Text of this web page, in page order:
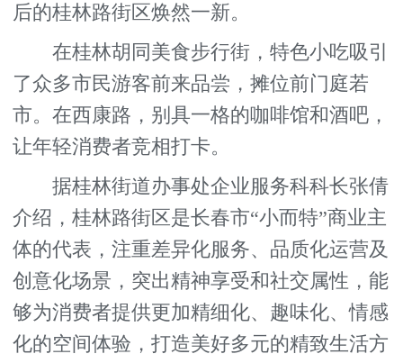
后的桂林路街区焕然一新。
在桂林胡同美食步行街，特色小吃吸引
了众多市民游客前来品尝，摊位前门庭若
市。在西康路，别具一格的咖啡馆和酒吧，
让年轻消费者竞相打卡。
据桂林街道办事处企业服务科科长张倩
介绍，桂林路街区是长春市“小而特”商业主
体的代表，注重差异化服务、品质化运营及
创意化场景，突出精神享受和社交属性，能
够为消费者提供更加精细化、趣味化、情感
化的空间体验，打造美好多元的精致生活方